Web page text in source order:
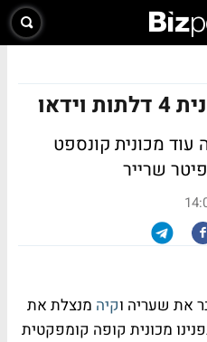
עוד מכונית קונספט
שרייר
את שעריה וקיה מנצלת את
מכונית קופה קומפקטית